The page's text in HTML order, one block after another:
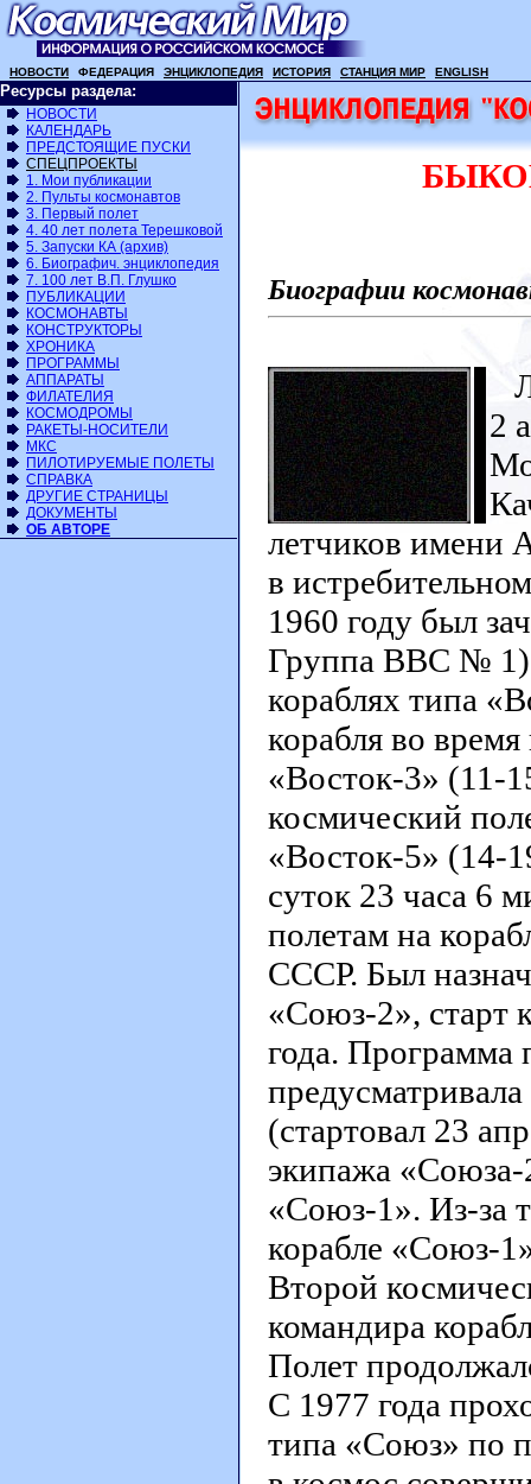
НОВОСТИ ФЕДЕРАЦИЯ ЭНЦИКЛОПЕДИЯ ИСТОРИЯ СТАНЦИЯ МИР ENGLISH
Ресурсы раздела:
НОВОСТИ
КАЛЕНДАРЬ
ПРЕДСТОЯЩИЕ ПУСКИ
СПЕЦПРОЕКТЫ
1. Мои публикации
2. Пульты космонавтов
3. Первый полет
4. 40 лет полета Терешковой
5. Запуски КА (архив)
6. Биографич. энциклопедия
7. 100 лет В.П. Глушко
ПУБЛИКАЦИИ
КОСМОНАВТЫ
КОНСТРУКТОРЫ
ХРОНИКА
ПРОГРАММЫ
АППАРАТЫ
ФИЛАТЕЛИЯ
КОСМОДРОМЫ
РАКЕТЫ-НОСИТЕЛИ
МКС
ПИЛОТИРУЕМЫЕ ПОЛЕТЫ
СПРАВКА
ДРУГИЕ СТРАНИЦЫ
ДОКУМЕНТЫ
ОБ АВТОРЕ
Биографии
2
летчиков имени
в
1960 году был
Группа ВВС № 1).
кораблях типа
корабля во
«Восток-3» (11-
космический
«Восток-5» (14-
суток 23 часа 6
полетам на
СССР. Был
«Союз-2», старт
года. Программа
(стартовал 23
экипажа «Союза-
«Союз-1». Из-за
корабле «Союз-
Второй
командира
Полет
С 1977 года
типа «Союз» по